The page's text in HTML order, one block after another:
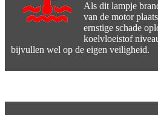
Als dit lampje
van de motor
ernstige schade
koelvloeistof
bijvullen wel op de eigen veiligheid.